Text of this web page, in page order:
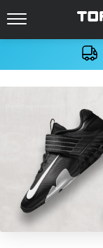
tut
7. 8. 2026
•